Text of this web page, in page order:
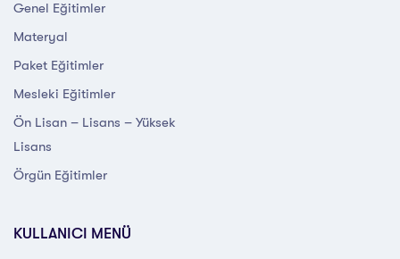
Genel Eğitimler
Materyal
Paket Eğitimler
Mesleki Eğitimler
Ön Lisan – Lisans – Yüksek
Lisans
Örgün Eğitimler
KULLANICI MENÜ